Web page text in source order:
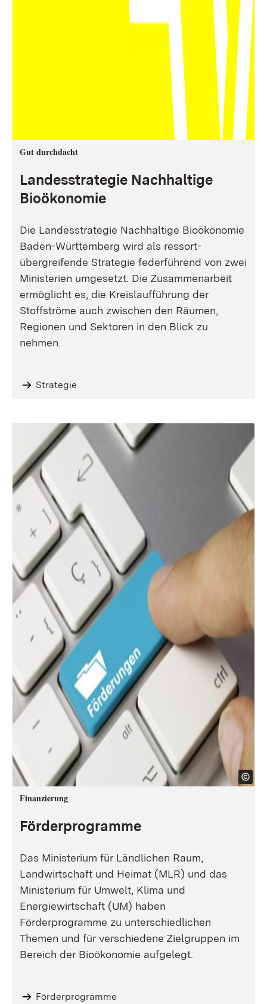
Gut durchdacht
Landesstrategie Nachhaltige
Bioökonomie
Die Landesstrategie Nachhaltige Bioökonomie
Baden-Württemberg wird als ressort-
übergreifende Strategie federführend von zwei
Ministerien umgesetzt. Die Zusammenarbeit
ermöglicht es, die Kreislaufführung der
Stoffströme auch zwischen den Räumen,
Regionen und Sektoren in den Blick zu
nehmen.
Strategie
Finanzierung
Förderprogramme
Das Ministerium für Ländlichen Raum,
Landwirtschaft und Heimat (MLR) und das
Ministerium für Umwelt, Klima und
Energiewirtschaft (UM) haben
Förderprogramme zu unterschiedlichen
Themen und für verschiedene Zielgruppen im
Bereich der Bioökonomie aufgelegt.
Förderprogramme